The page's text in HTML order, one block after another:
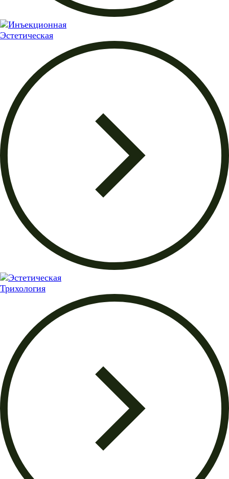
Эстетическая
Трихология